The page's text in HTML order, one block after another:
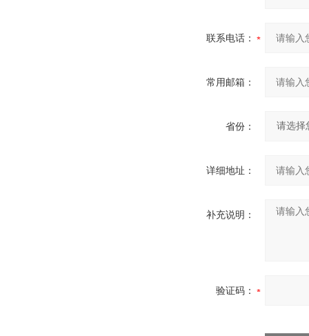
联系电话：
常用邮箱：
省份：
详细地址：
补充说明：
验证码：